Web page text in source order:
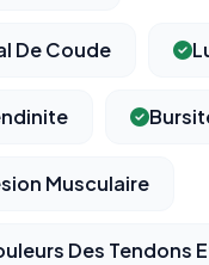
De Coude
Musculaire
Des Tendons